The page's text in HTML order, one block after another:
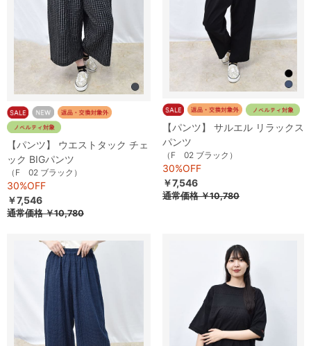
【パンツ】 ウエストタック チェ
ック BIGパンツ
（F 02 ブラック）
30%OFF
￥7,546
通常価格￥10,780
【パンツ】 サルエル リラックス
パンツ
（F 02 ブラック）
30%OFF
￥7,546
通常価格￥10,780